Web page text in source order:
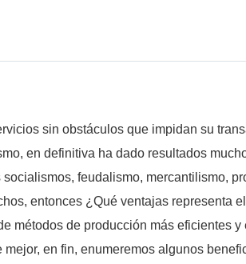
sin obstáculos que impidan su
en definitiva ha dado resultados
feudalismo, mercantilismo,
entonces ¿Qué ventajas representa
métodos de producción más eficientes y
en fin, enumeremos algunos